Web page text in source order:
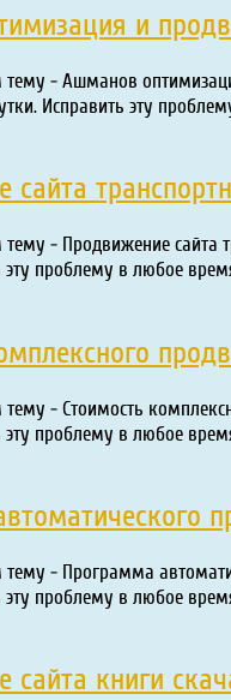
и
- Ашманов
Исправить эту
сайта
- Продвижение сайта
эту проблему в любое
- Стоимость
эту проблему в любое
- Программа
эту проблему в любое
сайта книги